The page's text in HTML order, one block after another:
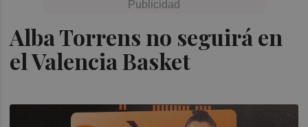
Alba Torrens no seguirá en
el Valencia Basket